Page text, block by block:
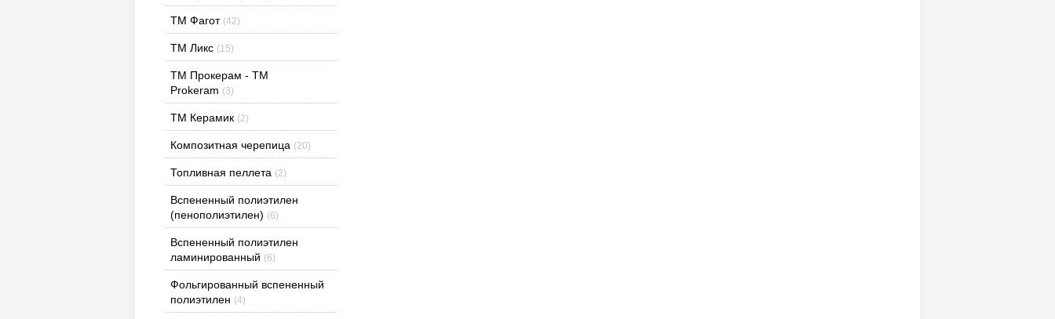
ТМ Фагот (42)
ТМ Ликс (15)
TM Прокерам - ТМ
Prokeram (3)
ТМ Керамик (2)
Композитная черепица (20)
Топливная пеллета (2)
Вспененный полиэтилен
(пенополиэтилен) (6)
Вспененный полиэтилен
ламинированный (6)
Фольгированный вспененный
полиэтилен (4)